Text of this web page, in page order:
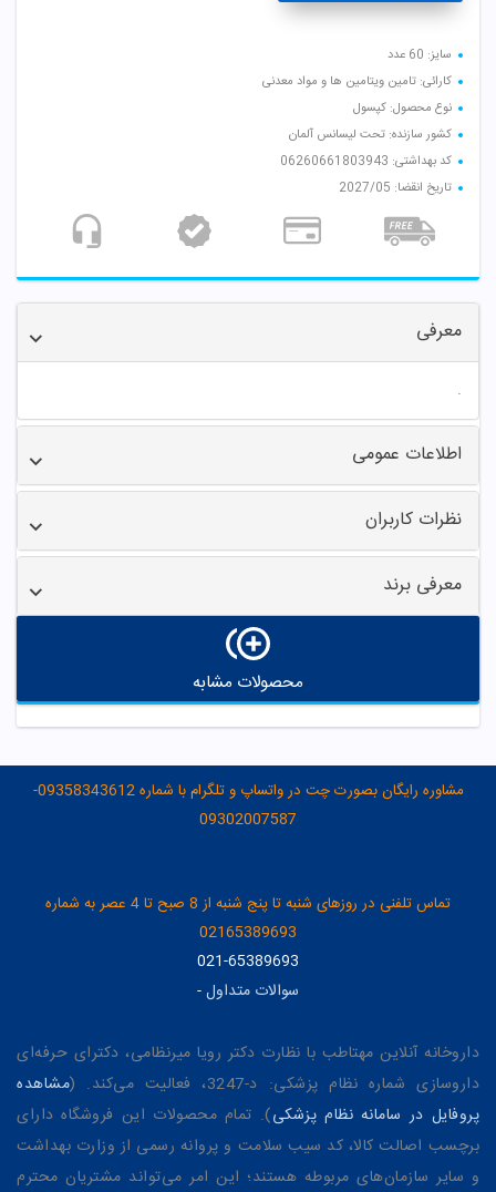
سایز: 60 عدد
کارائی: تامین ویتامین ها و مواد معدنی
نوع محصول: کپسول
کشور سازنده: تحت لیسانس آلمان
کد بهداشتی: 06260661803943
تاریخ انقضا: 2027/05
معرفی
.
اطلاعات عمومی
نظرات کاربران
معرفی برند
محصولات مشابه
مشاوره رایگان بصورت چت در واتساپ و تلگرام با شماره 09358343612-
09302007587
تماس تلفنی در روزهای شنبه تا پنج شنبه از 8 صبح تا 4 عصر به شماره
02165389693
021-65389693
سوالات متداول-
داروخانه آنلاین مهتاطب با نظارت دکتر رویا میرنظامی، دکترای حرفه‌ای
داروسازی شماره نظام پزشکی: د-3247، فعالیت می‌کند. (
مشاهده
پروفایل در سامانه نظام پزشکی). تمام محصولات این فروشگاه دارای
برچسب اصالت کالا، کد سیب سلامت و پروانه رسمی از وزارت بهداشت
و سایر سازمان‌های مربوطه هستند؛ این امر می‌تواند مشتریان محترم